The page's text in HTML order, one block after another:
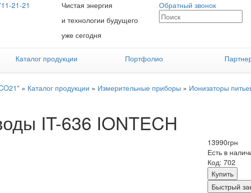
21-21
Чистая энергия
и технологии будущего
уже сегодня
Обратный звонок
Каталог продукции Портфолио
» Каталог продукции » Измерительные приборы » Ионизаторы
IT-636 IONTECH
13990грн
Есть в
Код: 702
Купить
Быстрый